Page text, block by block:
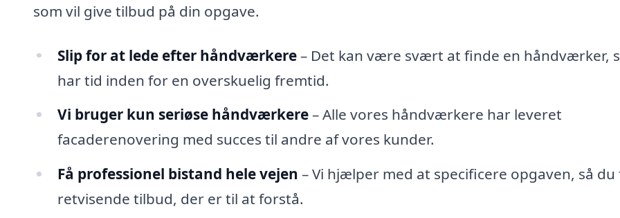
som vil give tilbud på din opgave.
Slip for at lede efter håndværkere– Det kan være svært at finde en håndværker,
har tid inden for en overskuelig fremtid.
Vi bruger kun seriøse håndværkere– Alle vores håndværkere har leveret
facaderenovering med succes til andre af vores kunder.
Få professionel bistand hele vejen – Vi hjælper med at specificere opgaven, så du
retvisende tilbud, der er til at forstå.